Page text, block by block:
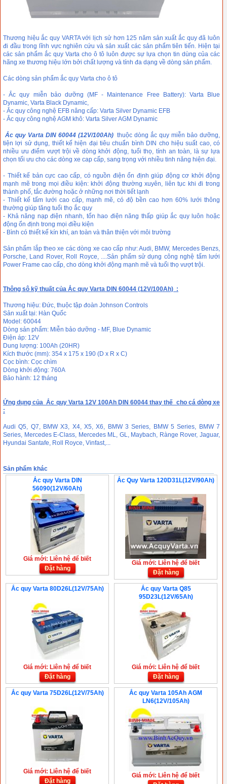
Thương hiệu ắc quy VARTA với lịch sử hơn 125 năm sản xuất ắc quy đã luôn
đi đầu trong lĩnh vực nghiên cứu và sản xuất các sản phẩm tiên tiến. Hiện tại
các sản phẩm ắc quy Varta cho ô tô luôn được sự lựa chọn tin dùng của các
hãng xe thương hiệu lớn bởi chất lượng và tính đa dạng về dòng sản phẩm.
Các dòng sản phẩm ắc quy Varta cho ô tô
- Ắc quy miễn bảo dưỡng (MF - Maintenance Free Battery): Varta Blue
Dynamic, Varta Black Dynamic,
- Ắc quy công nghệ EFB nâng cấp: Varta Silver Dynamic EFB
- Ắc quy công nghệ AGM khô: Varta Silver AGM Dynamic
Ắc quy Varta DIN 60044 (12V/100Ah)thuộc dòng ắc quy miễn bảo dưỡng,
tiện lợi sử dụng, thiết kế hiện đại tiêu chuẩn bình DIN cho hiệu suất cao, có
nhiều ưu điểm vượt trội về dòng khởi động, tuổi thọ, tính an toàn, là sự lựa
chọn tối ưu cho các dòng xe cap cấp, sang trọng với nhiều tinh năng hiện đại.
- Thiết kế bản cực cao cấp, có nguồn điện ổn định giúp động cơ khởi động
mạnh mẽ trong mọi điều kiện: khởi động thường xuyên, liên tục khi đi trong
thành phố, tắc đường hoặc ở những nơi thời tiết lạnh
- Thiết kế tấm lưới cao cấp, mạnh mẽ, có độ bền cao hơn 60% lưới thông
thường giúp tăng tuổi thọ ắc quy
- Khả năng nạp điện nhanh, tổn hao điện năng thấp giúp ắc quy luôn hoặc
động ổn định trong mọi điều kiện
- Bình có thiết kế kín khí, an toàn và thân thiện với môi trường
Sản phẩm lắp theo xe các dòng xe cao cấp như: Audi, BMW, Mercedes Benzs,
Porsche, Land Rover, Roll Royce, ....Sản phẩm sử dụng công nghệ tấm lưới
Power Frame cao cấp, cho dòng khởi động mạnh mẽ và tuổi thọ vượt trội.
Thông sô kỹ thuất của Ắc quy Varta DIN 60044 (12V/100Ah) :
Thương hiệu: Đức, thuộc tập đoàn Johnson Controls
Sản xuất tại: Hàn Quốc
Model: 60044
Dòng sản phẩm: Miễn bảo dưỡng - MF, Blue Dynamic
Điện áp: 12V
Dung lượng: 100Ah (20HR)
Kích thước (mm): 354 x 175 x 190 (D x R x C)
Cọc bình: Cọc chìm
Dòng khởi động: 760A
Bảo hành: 12 tháng
Ứng dụng của Ắc quy Varta 12V 100Ah DIN 60044 thay thế cho cá dòng xe
:
Audi Q5, Q7, BMW X3, X4, X5, X6, BMW 3 Series, BMW 5 Series, BMW 7
Series, Mercedes E-Class, Mercedes ML, GL, Maybach, Rànge Rover, Jaguar,
Hyundai Santafe, Roll Royce, Vinfast,...
Sản phẩm khác
Ắc quy Varta DIN
56090(12V/60Ah)
Giá mới: Liên hệ để biết
Đặt hàng
Ắc Quy Varta 120D31L(12V/90Ah)
Giá mới: Liên hệ để biết
Đặt hàng
Ắc quy Varta 80D26L(12V/75Ah)
Giá mới: Liên hệ để biết
Đặt hàng
Ắc quy Varta Q85
95D23L(12V/65Ah)
Giá mới: Liên hệ để biết
Đặt hàng
Ắc quy Varta 75D26L(12V/75Ah)
Giá mới: Liên hệ để biết
Đặt hàng
Ắc quy Varta 105Ah AGM
LN6(12V/105Ah)
Giá mới: Liên hệ để biết